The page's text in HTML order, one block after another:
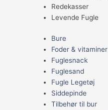
Redekasser
Levende Fugle
Bure
Foder & vitaminer
Fuglesnack
Fuglesand
Fugle Legetøj
Siddepinde
Tilbehør til bur